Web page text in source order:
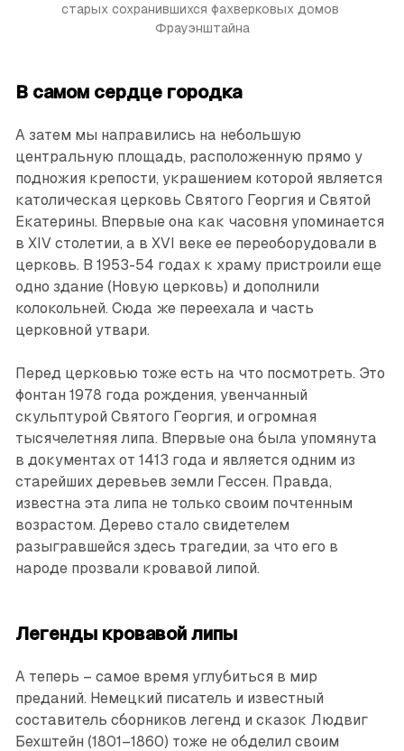
старых сохранившихся ­фахверковых домов
Фрауэнштайна
В самом сердце городка
А затем мы направились на небольшую
центральную площадь, расположенную прямо у
подножия крепости, украшением которой является
католическая церковь Святого Георгия и Святой
Екатерины. Впервые она как часовня упоминается
в XIV столетии, а в XVI веке ее переоборудовали в
церковь. В 1953-54 годах к храму пристрои­ли еще
одно здание (Новую церковь) и дополнили
колокольней. Сюда же переехала и часть
церковной утвари.
Перед церковью тоже есть на что посмотреть. Это
фонтан 1978 года рождения, увенчанный
скульптурой Святого Георгия, и огромная
тысячелетняя липа. Впервые она была упомянута
в документах от 1413 года и является одним из
старейших деревьев земли Гессен. Правда,
известна эта липа не только своим почтенным
возрастом. Дерево стало свидетелем
разыгравшейся здесь трагедии, за что его в
народе прозвали кровавой липой.
Легенды кровавой липы
А теперь – самое время углубиться в мир
преданий. Немецкий писатель и известный
составитель сборников легенд и сказок Людвиг
Бехштейн (1801–1860) тоже не обделил своим